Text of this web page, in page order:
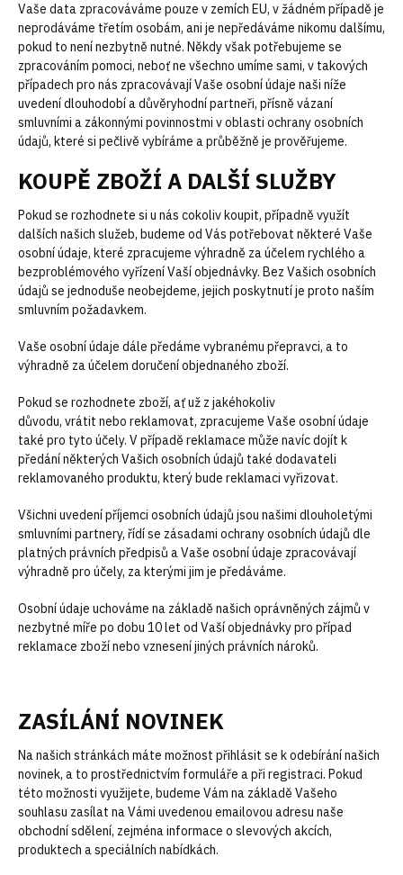
Vaše data zpracováváme pouze v zemích EU, v žádném případě je
neprodáváme třetím osobám, ani je nepředáváme nikomu dalšímu,
pokud to není nezbytně nutné. Někdy však potřebujeme se
zpracováním pomoci, neboť ne všechno umíme sami, v takových
případech pro nás zpracovávají Vaše osobní údaje naši níže
uvedení dlouhodobí a důvěryhodní partneři, přísně vázaní
smluvními a zákonnými povinnostmi v oblasti ochrany osobních
údajů, které si pečlivě vybíráme a průběžně je prověřujeme.
KOUPĚ ZBOŽÍ A DALŠÍ SLUŽBY
Pokud se rozhodnete si u nás cokoliv koupit, případně využít
dalších našich služeb, budeme od Vás potřebovat některé Vaše
osobní údaje, které zpracujeme výhradně za účelem rychlého a
bezproblémového vyřízení Vaší objednávky. Bez Vašich osobních
údajů se jednoduše neobejdeme, jejich poskytnutí je proto naším
smluvním požadavkem.
Vaše osobní údaje dále předáme vybranému přepravci, a to
výhradně za účelem doručení objednaného zboží.
Pokud se rozhodnete zboží, ať už z jakéhokoliv
důvodu, vrátit nebo reklamovat, zpracujeme Vaše osobní údaje
také pro tyto účely. V případě reklamace může navíc dojít k
předání některých Vašich osobních údajů také dodavateli
reklamovaného produktu, který bude reklamaci vyřizovat.
Všichni uvedení příjemci osobních údajů jsou našimi dlouholetými
smluvními partnery, řídí se zásadami ochrany osobních údajů dle
platných právních předpisů a Vaše osobní údaje zpracovávají
výhradně pro účely, za kterými jim je předáváme.
Osobní údaje uchováme na základě našich oprávněných zájmů v
nezbytné míře po dobu 10 let od Vaší objednávky pro případ
reklamace zboží nebo vznesení jiných právních nároků.
ZASÍLÁNÍ NOVINEK
Na našich stránkách máte možnost přihlásit se k odebírání našich
novinek, a to prostřednictvím formuláře a při registraci. Pokud
této možnosti využijete, budeme Vám na základě Vašeho
souhlasu zasílat na Vámi uvedenou emailovou adresu naše
obchodní sdělení, zejména informace o slevových akcích,
produktech a speciálních nabídkách.